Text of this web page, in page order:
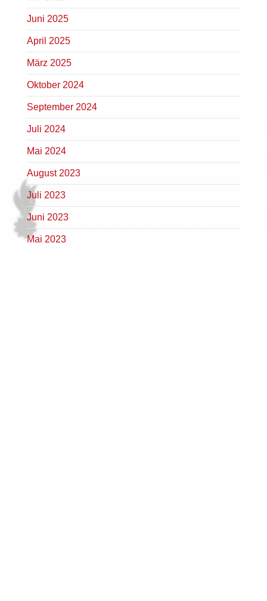
Juni 2025
April 2025
März 2025
Oktober 2024
September 2024
Juli 2024
Mai 2024
August 2023
Juli 2023
Juni 2023
Mai 2023